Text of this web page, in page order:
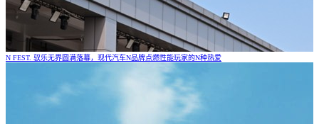
N FEST. 驭乐无界圆满落幕，现代汽车N品牌点燃性能玩家的N种热爱